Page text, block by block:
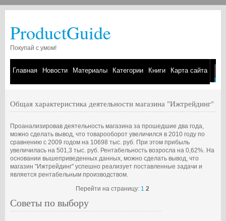
ProductGuide
Покупай с умом!
Главная Новости Материалы Категории Книги Карта сайта
Общая характеристика деятельности магазина "Ижтрейдинг"
Проанализировав деятельность магазина за прошедшие два года,
можно сделать вывод, что товарооборот увеличился в 2010 году по
сравнению с 2009 годом на 10698 тыс. руб. При этом прибыль
увеличилась на 501,3 тыс. руб. Рентабельность возросла на 0,62%. На
основании вышеприведенных данных, можно сделать вывод, что
магазин "Ижтрейдинг" успешно реализует поставленные задачи и
является рентабельным производством.
Перейти на страницу: 1 2
Советы по выбору